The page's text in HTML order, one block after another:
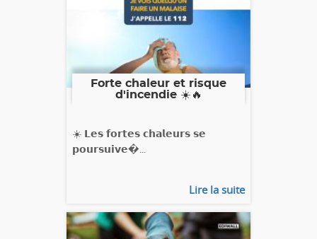
Forte chaleur et risque
d'incendie ☀️🔥
☀️ 𝗟𝗲𝘀 𝗳𝗼𝗿𝘁𝗲𝘀 𝗰𝗵𝗮𝗹𝗲𝘂𝗿𝘀 𝘀𝗲
𝗽𝗼𝘂𝗿𝘀𝘂𝗶𝘃𝗲�...
Lire la suite